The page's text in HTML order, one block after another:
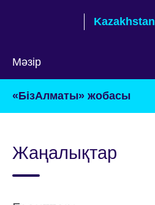
Kazakhstan
Мәзір
таңдаңыз
«БізАлматы» жобасы
Жаңалықтар